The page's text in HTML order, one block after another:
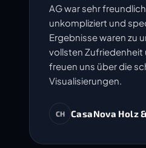
AG war sehr
unkompliziert und
Ergebnisse waren zu
vollsten Zufriedenheit
freuen uns über die
Visualisierungen.
CH CasaNova Holz &